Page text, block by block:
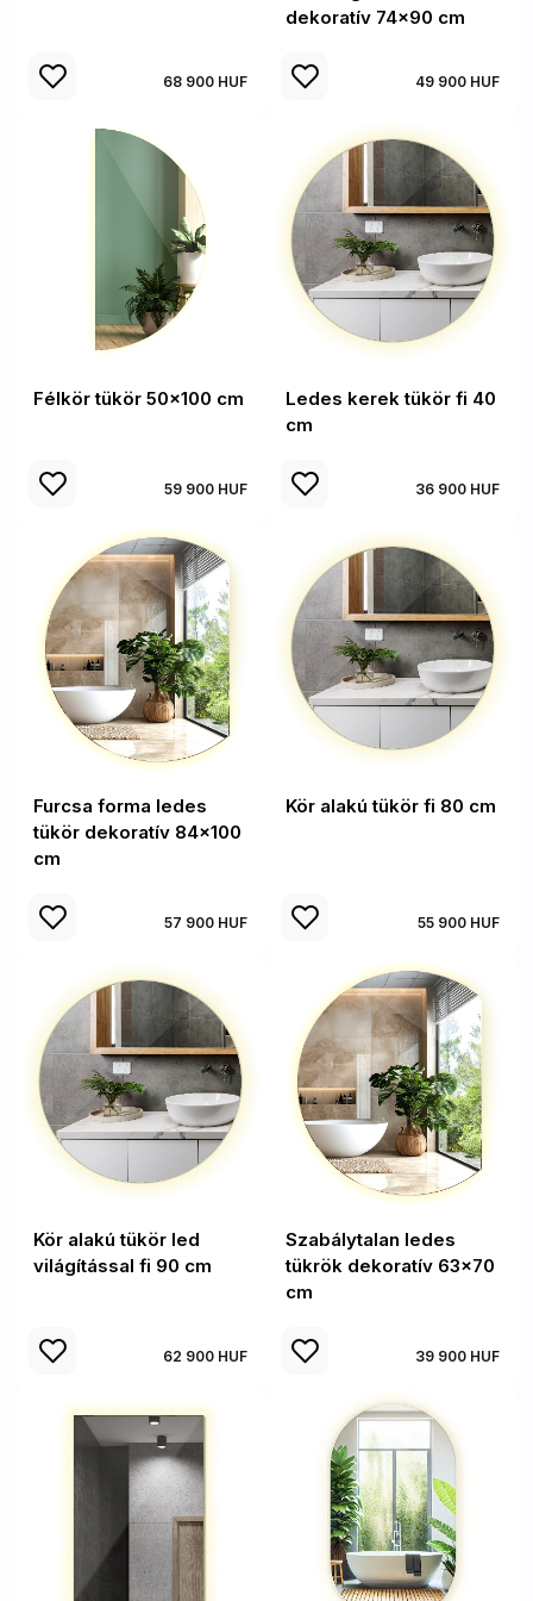
68 900 HUF
dekoratív 74x90 cm
49 900 HUF
Félkör tükör 50x100 cm
59 900 HUF
Ledes kerek tükör fi 40
cm
36 900 HUF
Furcsa forma ledes
tükör dekoratív 84x100
cm
57 900 HUF
Kör alakú tükör fi 80 cm
55 900 HUF
Kör alakú tükör led
világítással fi 90 cm
62 900 HUF
Szabálytalan ledes
tükrök dekoratív 63x70
cm
39 900 HUF